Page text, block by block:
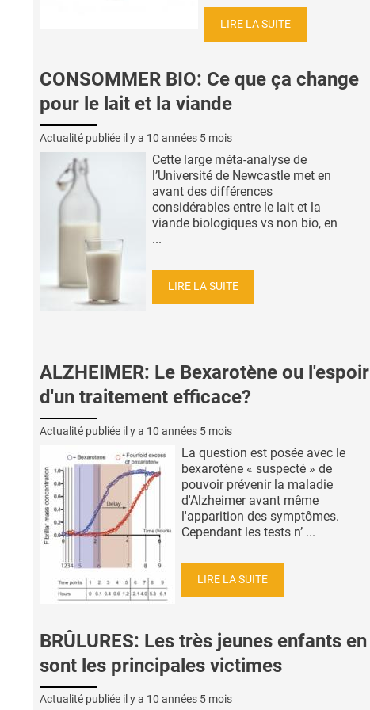
LIRE LA SUITE
CONSOMMER BIO: Ce que ça change
pour le lait et la viande
Actualité publiée il y a 10 années 5 mois
Cette large méta-analyse de
l’Université de Newcastle met en
avant des différences
considérables entre le lait et la
viande biologiques vs non bio, en
...
LIRE LA SUITE
ALZHEIMER: Le Bexarotène ou l'espoir
d'un traitement efficace?
Actualité publiée il y a 10 années 5 mois
La question est posée avec le
bexarotène « suspecté » de
pouvoir prévenir la maladie
d'Alzheimer avant même
l'apparition des symptômes.
Cependant les tests n’ ...
LIRE LA SUITE
BRÛLURES: Les très jeunes enfants en
sont les principales victimes
Actualité publiée il y a 10 années 5 mois